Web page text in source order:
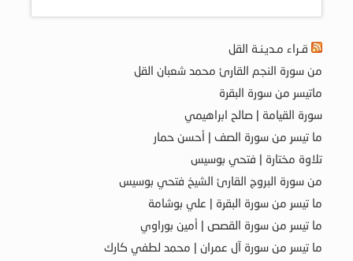
قـراء مـديـنـة القل
من سورة النجم القارئ محمد شعبان القل
ماتيسر من سورة البقرة
سورة القيامة | صالح ابراهيمي
ما تيسر من سورة الصف | أحسن حمار
تلاوة مختارة | فتحي بوسيس
من سورة البروج القارئ الشيخ فتحي بوسيس
ما تيسر من سورة البقرة | علي بوشامة
ما تيسر من سورة القصص | أمين بوراوي
ما تيسر من سورة آل عمران | محمد لطفي كارك